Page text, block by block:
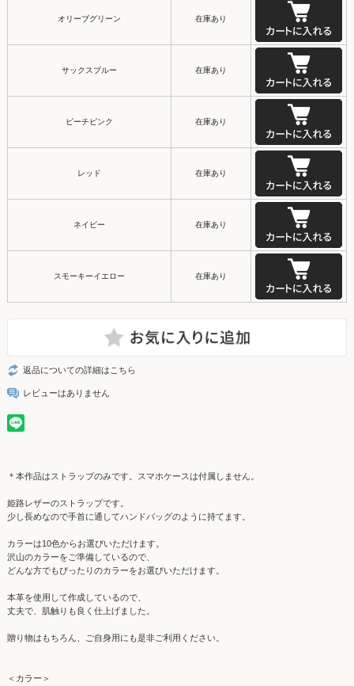
オリーブグリーン 在庫あり
サックスブルー 在庫あり
ピーチピンク 在庫あり
レッド 在庫あり
ネイビー 在庫あり
スモーキーイエロー 在庫あり
返品についての詳細はこちら
レビューはありません
＊本作品はストラップのみです。スマホケースは付属しません。
姫路レザーのストラップです。
少し長めなので手首に通してハンドバッグのように持てます。
カラーは10色からお選びいただけます。
沢山のカラーをご準備しているので、
どんな方でもぴったりのカラーをお選びいただけます。
本革を使用して作成しているので、
丈夫で、肌触りも良く仕上げました。
贈り物はもちろん、ご自身用にも是非ご利用ください。
＜カラー＞